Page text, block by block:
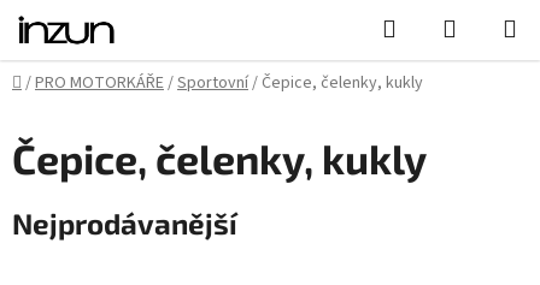
Přejít
obsah
Hledat
KOŠÍK
Domů
/PRO MOTORKÁŘE/Sportovní/ Čepice, čelenky, kukly
Čepice, čelenky, kukly
Nejprodávanější